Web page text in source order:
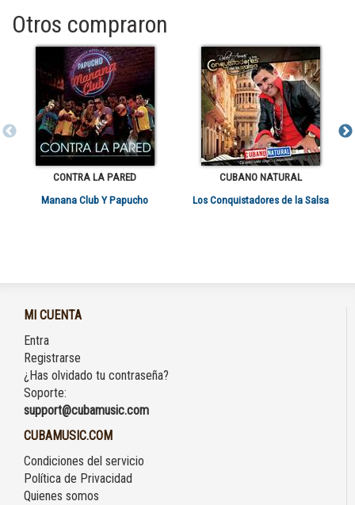
Otros compraron
CONTRA LA PARED
Manana Club Y Papucho
CUBANO NATURAL
Los Conquistadores de la Salsa
MI CUENTA
Entra
Registrarse
¿Has olvidado tu contraseña?
Soporte:
support@cubamusic.com
CUBAMUSIC.COM
Condiciones del servicio
Política de Privacidad
Quienes somos